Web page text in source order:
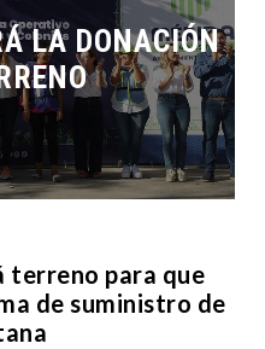
LA DONACIÓN
terreno para que
de suministro de